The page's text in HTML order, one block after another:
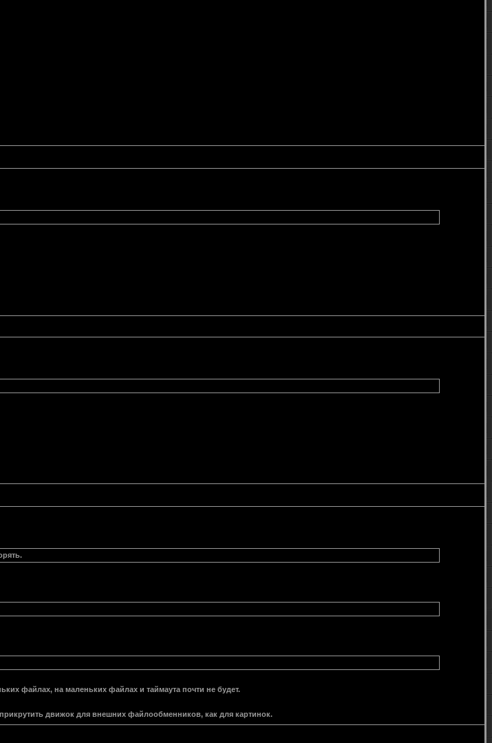
файлах, на маленьких файлах и таймаута почти не будет.
движок для внешних файлообменников, как для картинок.